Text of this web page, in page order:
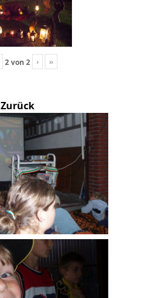
2von 2 › »
Zurück